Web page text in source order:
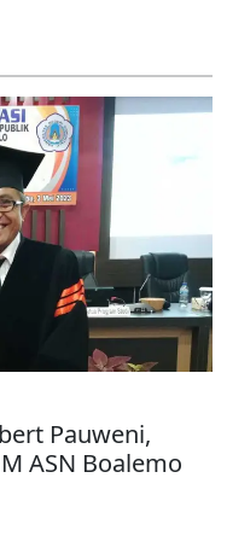
Pauweni,
ASN Boalemo